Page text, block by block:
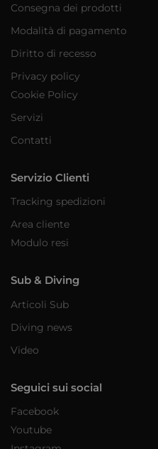
Consegna dei prodotti
Modalità di pagamento
Diritto di recesso
Privacy policy
Cookie Policy
Servizi
Contatti
Servizio Clienti
Tracking spedizioni
Area cliente
Modulo resi
Sub & Diving
Articoli Sub
Diving news
Video
Seguici sui social
Facebook
Youtube